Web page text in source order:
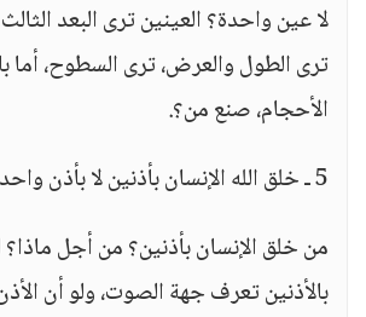
لا عين واحدة؟ العينين ترى البعد
ترى الطول والعرض، ترى السطوح، أما
الأحجام، صنع من؟.
5 ـ خلق الله الإنسان بأذنين لا بأذن واحدة:
من خلق الإنسان بأذنين؟ من أجل ماذا؟
بالأذنين تعرف جهة الصوت، ولو أن